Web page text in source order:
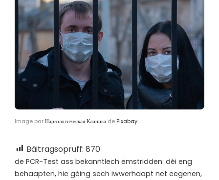
Image parНаркологическая Клиника de Pixabay
Bäitragsopruff: 870
de PCR-Test ass bekanntlech ëmstridden: déi eng
behaapten, hie géing sech iwwerhaapt net eegenen,